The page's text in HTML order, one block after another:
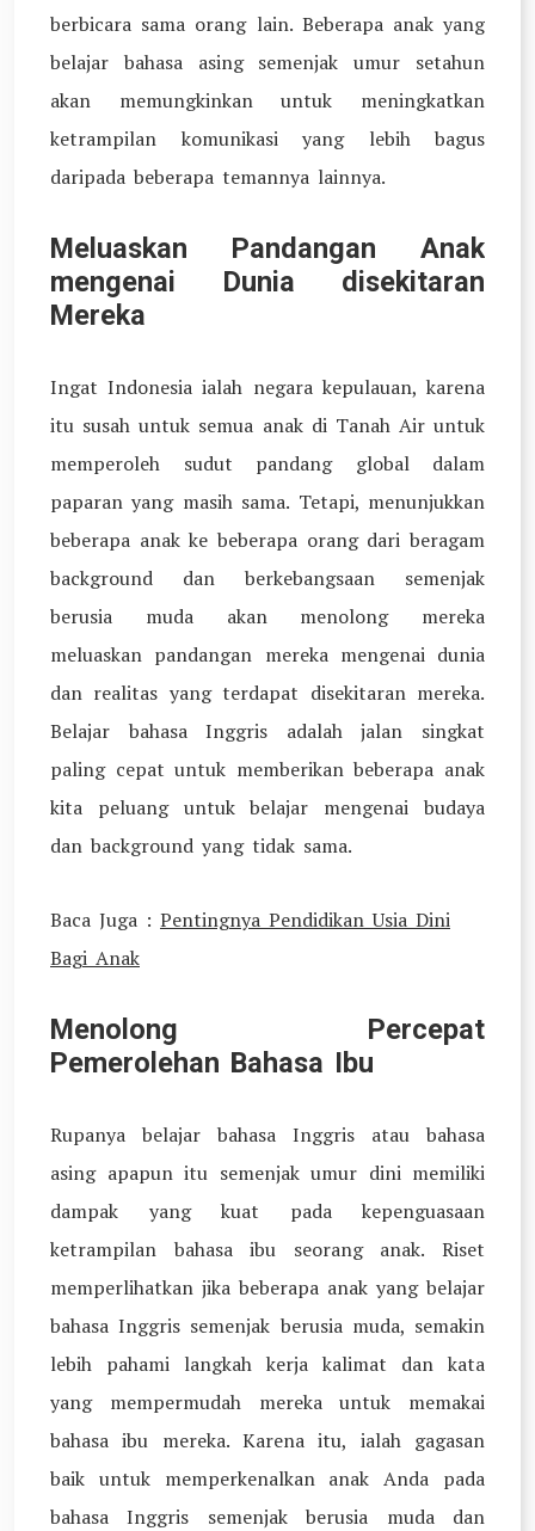
berbicara sama orang lain. Beberapa anak yang
belajar bahasa asing semenjak umur setahun
akan memungkinkan untuk meningkatkan
ketrampilan komunikasi yang lebih bagus
daripada beberapa temannya lainnya.
Meluaskan Pandangan Anak
mengenai Dunia disekitaran
Mereka
Ingat Indonesia ialah negara kepulauan, karena
itu susah untuk semua anak di Tanah Air untuk
memperoleh sudut pandang global dalam
paparan yang masih sama. Tetapi, menunjukkan
beberapa anak ke beberapa orang dari beragam
background dan berkebangsaan semenjak
berusia muda akan menolong mereka
meluaskan pandangan mereka mengenai dunia
dan realitas yang terdapat disekitaran mereka.
Belajar bahasa Inggris adalah jalan singkat
paling cepat untuk memberikan beberapa anak
kita peluang untuk belajar mengenai budaya
dan background yang tidak sama.
Baca Juga : Pentingnya Pendidikan Usia Dini
Bagi Anak
Menolong Percepat
Pemerolehan Bahasa Ibu
Rupanya belajar bahasa Inggris atau bahasa
asing apapun itu semenjak umur dini memiliki
dampak yang kuat pada kepenguasaan
ketrampilan bahasa ibu seorang anak. Riset
memperlihatkan jika beberapa anak yang belajar
bahasa Inggris semenjak berusia muda, semakin
lebih pahami langkah kerja kalimat dan kata
yang mempermudah mereka untuk memakai
bahasa ibu mereka. Karena itu, ialah gagasan
baik untuk memperkenalkan anak Anda pada
bahasa Inggris semenjak berusia muda dan